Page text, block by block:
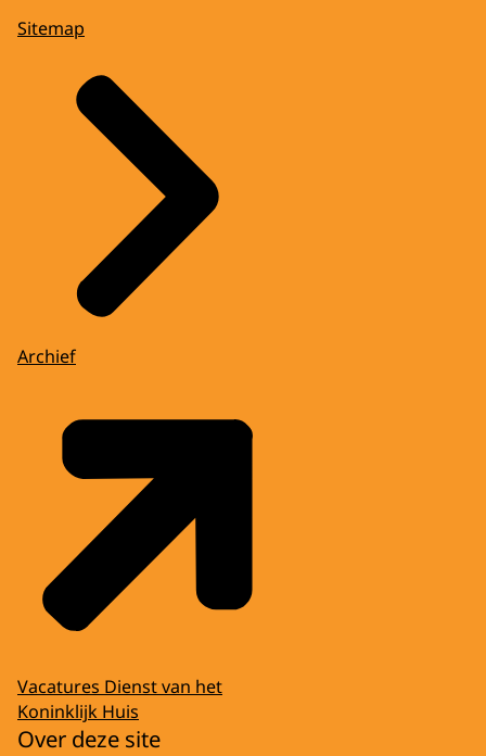
Sitemap
Archief
Vacatures Dienst van het
Koninklijk Huis
Over deze site